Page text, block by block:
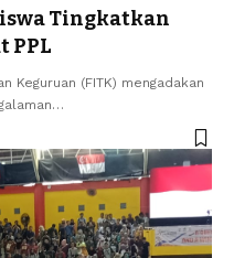
Tingkatkan
PPL
Keguruan (FITK) mengadakan